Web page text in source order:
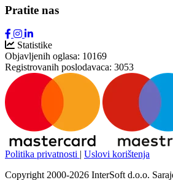
Pratite nas
Statistike
Objavljenih oglasa: 10169
Registrovanih poslodavaca: 3053
Politika privatnosti | Uslovi korištenja
Copyright 2000-2026 InterSoft d.o.o.